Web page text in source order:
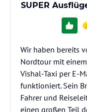
SUPER
Wir haben bereits
Nordtour mit
Vishal-Taxi per E-
funktioniert. Sein
Fahrer und
einen großen Teil